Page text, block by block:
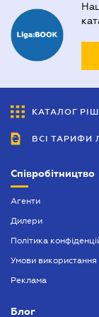
КАТАЛОГ
ВСІ ТАРИФИ
Співробітництво
Агенти
Дилери
Політика
Умови використання
Реклама
Блог